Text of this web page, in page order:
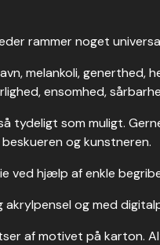
rammer noget
melankoli, generthed,
ensomhed,
tydeligt som muligt.
og kunstneren.
ved hjælp af enkle
akrylpensel og med
af motivet på karton.